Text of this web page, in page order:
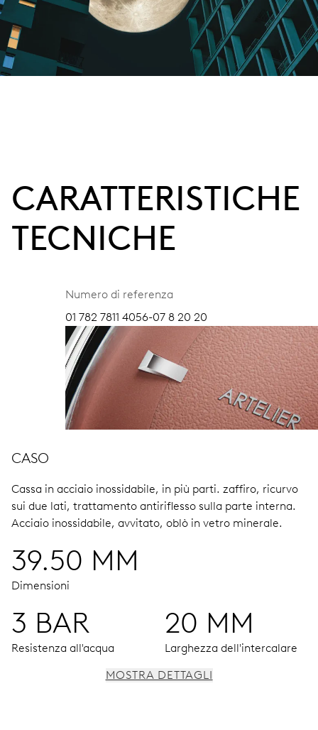
CARATTERISTICHE
TECNICHE
Numero di referenza
01 782 7811 4056-07 8 20 20
CASO
Cassa in acciaio inossidabile, in più parti. zaffiro, ricurvo
sui due lati, trattamento antiriflesso sulla parte interna.
Acciaio inossidabile, avvitato, oblò in vetro minerale.
39.50 MM
Dimensioni
3 BAR
Resistenza all'acqua
20 MM
Larghezza dell'intercalare
MOSTRA DETTAGLI